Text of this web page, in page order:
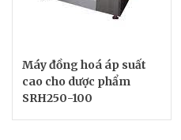
Máy đồng hoá áp suất
cao cho dược phẩm
SRH250-100